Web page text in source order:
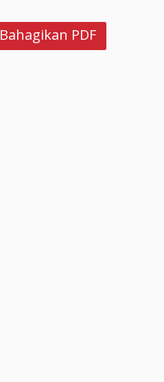
Bahagikan PDF